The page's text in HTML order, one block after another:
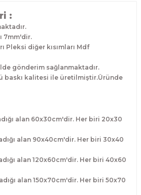
:
7mm'dir.
Pleksi diğer kısımları Mdf
gönderim sağlanmaktadır.
baskı kalitesi ile üretilmiştir.Üründe
alan 60x30cm'dir. Her biri 20x30
alan 90x40cm'dir. Her biri 30x40
alan 120x60cm'dir. Her biri 40x60
alan 150x70cm'dir. Her biri 50x70